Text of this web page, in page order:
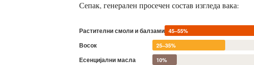
Сепак, генерален просечен состав изгледа вака:
Растителни смоли и балзами 45–55%
Восок 25–35%
Есенцијални масла 10%